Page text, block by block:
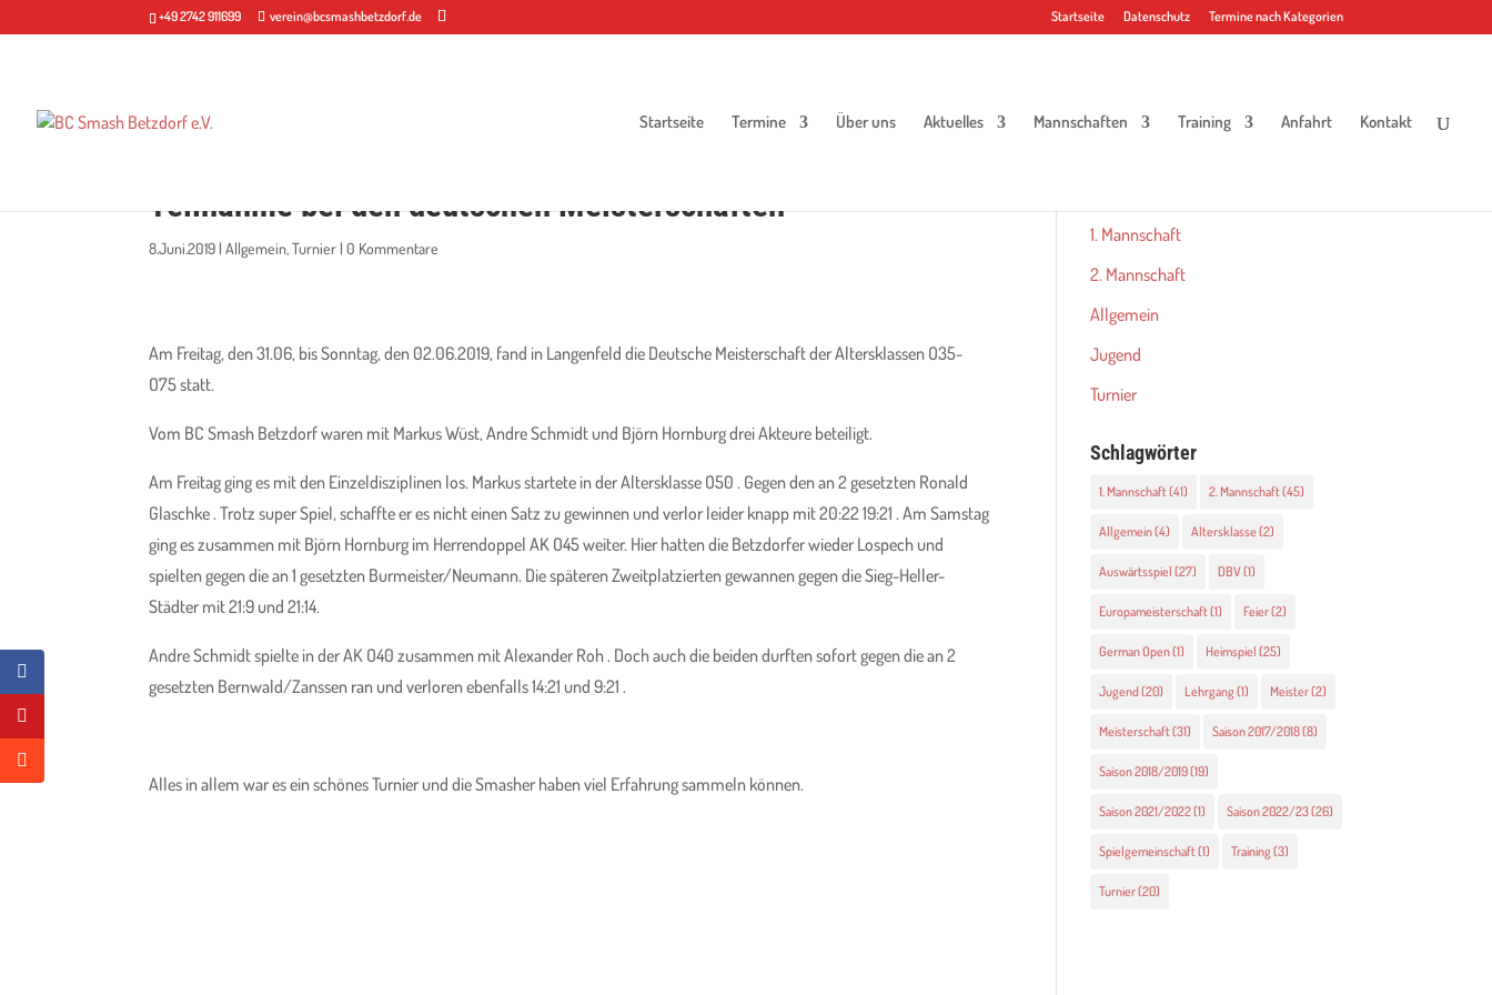
+49 2742 911699 verein@bcsmashbetzdorf.de Startseite Datenschutz Termine nach Kategorien
Startseite Termine Über uns Aktuelles Mannschaften Training Anfahrt Kontakt
Teilnahme bei den deutschen Meisterschaften
8.Juni.2019 |Allgemein,Turnier |0 Kommentare
Am Freitag, den 31.06, bis Sonntag, den 02.06.2019, fand in Langenfeld die Deutsche Meisterschaft der Altersklassen O35-
O75 statt.
Vom BC Smash Betzdorf waren mit Markus Wüst, Andre Schmidt und Björn Hornburg drei Akteure beteiligt.
Am Freitag ging es mit den Einzeldisziplinen los. Markus startete in der Altersklasse O50 . Gegen den an 2 gesetzten Ronald
Glaschke . Trotz super Spiel, schaffte er es nicht einen Satz zu gewinnen und verlor leider knapp mit 20:22 19:21 . Am Samstag
ging es zusammen mit Björn Hornburg im Herrendoppel AK O45 weiter. Hier hatten die Betzdorfer wieder Lospech und
spielten gegen die an 1 gesetzten Burmeister/Neumann. Die späteren Zweitplatzierten gewannen gegen die Sieg-Heller-
Städter mit 21:9 und 21:14.
Andre Schmidt spielte in der AK O40 zusammen mit Alexander Roh . Doch auch die beiden durften sofort gegen die an 2
gesetzten Bernwald/Zanssen ran und verloren ebenfalls 14:21 und 9:21 .
Alles in allem war es ein schönes Turnier und die Smasher haben viel Erfahrung sammeln können.
1. Mannschaft
2. Mannschaft
Allgemein
Jugend
Turnier
Schlagwörter
1. Mannschaft(41) 2. Mannschaft(45)
Allgemein(4) Altersklasse (2)
Auswärtsspiel (27) DBV(1)
Europameisterschaft(1) Feier(2)
German Open(1) Heimspiel (25)
Jugend(20) Lehrgang(1) Meister(2)
Meisterschaft(31) Saison 2017/2018(8)
Saison 2018/2019(19)
Saison 2021/2022(1) Saison 2022/23(26)
Spielgemeinschaft(1) Training(3)
Turnier(20)